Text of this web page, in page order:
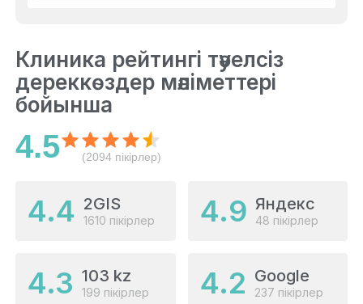
Клиника рейтингі тәуелсіз
дереккөздер мәліметтері
бойынша
4.5 (2094 пікірлер)
4.4 2GIS
1610 пікірлер 4.9 Яндекс
48 пікірлер
4.3 103 kz
199 пікірлер 4.2 Google
237 пікірлер